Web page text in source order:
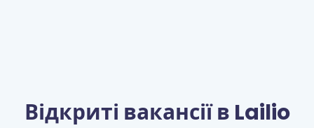
Відкриті вакансії в Lailio